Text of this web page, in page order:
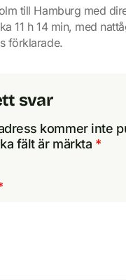
till Hamburg med
11 h 14 min, med
förklarade.
svar
kommer inte
fält är märkta *